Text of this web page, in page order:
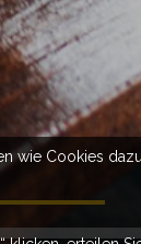
wie Cookies